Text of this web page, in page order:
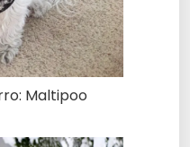
Maltipoo